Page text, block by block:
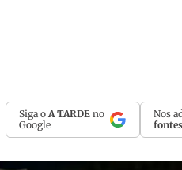
Siga o A TARDE no
Google
Nos